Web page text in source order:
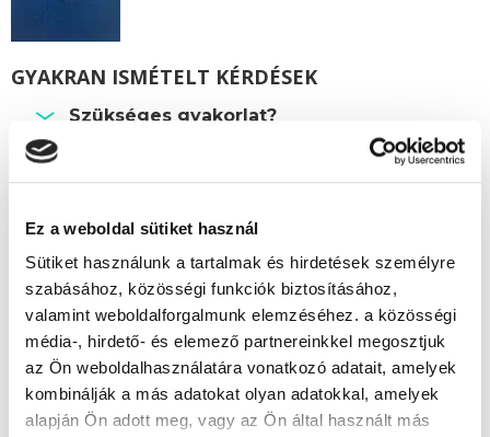
Ez a weboldal sütiket használ
Sütiket használunk a tartalmak és hirdetések személyre
szabásához, közösségi funkciók biztosításához,
valamint weboldalforgalmunk elemzéséhez. a közösségi
média-, hirdető- és elemező partnereinkkel megosztjuk
az Ön weboldalhasználatára vonatkozó adatait, amelyek
kombinálják a más adatokat olyan adatokkal, amelyek
alapján Ön adott meg, vagy az Ön által használt más
GYAKRAN ISMÉTELT KÉRDÉSEK
Szükséges gyakorlat?
során?
Hol van a szakképesítő vizsga?
Képzésszervező
vonyik.agnes@tanfolyam.hu